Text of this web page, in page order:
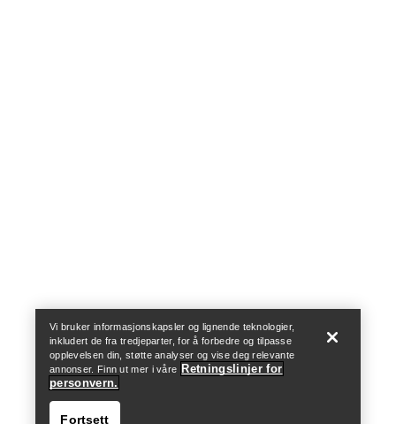
Help
Vi bruker informasjonskapsler og lignende teknologier,
inkludert de fra tredjeparter, for å forbedre og tilpasse
opplevelsen din, støtte analyser og vise deg relevante
annonser. Finn ut mer i våre Retningslinjer for
personvern.
Fortsett